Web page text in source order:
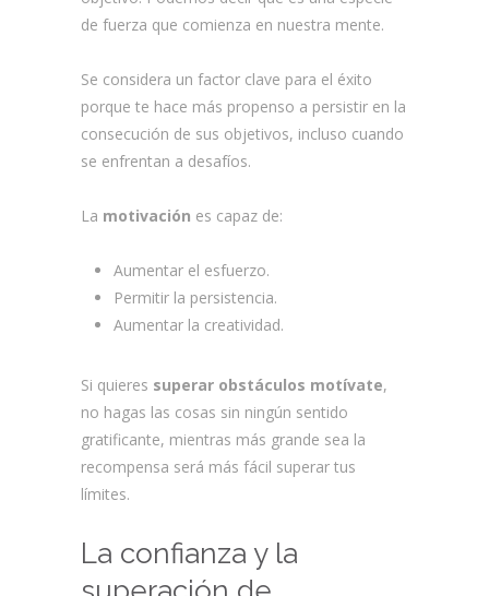
de fuerza que comienza en nuestra mente.
Se considera un factor clave para el éxito
porque te hace más propenso a persistir en la
consecución de sus objetivos, incluso cuando
se enfrentan a desafíos.
La motivación es capaz de:
Aumentar el esfuerzo.
Permitir la persistencia.
Aumentar la creatividad.
Si quieres superar obstáculos motívate,
no hagas las cosas sin ningún sentido
gratificante, mientras más grande sea la
recompensa será más fácil superar tus
límites.
La confianza y la